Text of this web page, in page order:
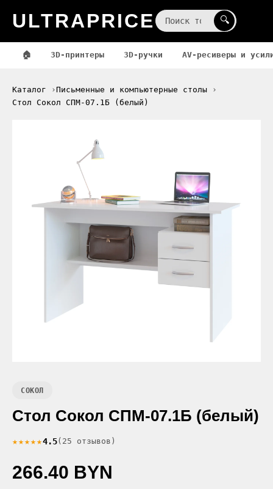
ULTRAPRICE 🔍
🏠 3D-принтеры 3D-ручки AV-ресиверы и
Каталог
Письменные и компьютерные столы
Стол Сокол СПМ-07.1Б (белый)
СОКОЛ
Стол Сокол СПМ-07.1Б (белый)
★★★★★4.5(25 отзывов)
266.40 BYN